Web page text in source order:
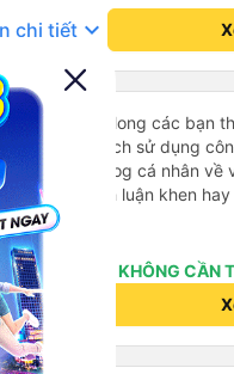
chi tiết keyboard_arrow_down
Hàn Quốc. Mong các bạn
viết bằng cách sử dụng
thường viết blog cá nhân về
những bình luận khen
vất vả nên tôi đã rất lo
Rất thoải mái và thoải mái.
xế rất thân thiện. Gối và
bài này. 제 리뷰를 보시게 되는 한국분
드리자면 저는 다낭에서 꾸이
라도 버스마다 퀄리티가 다
적하고 좋았어요. 자리 넓찍
KHÔNG CẦN
chi tiết